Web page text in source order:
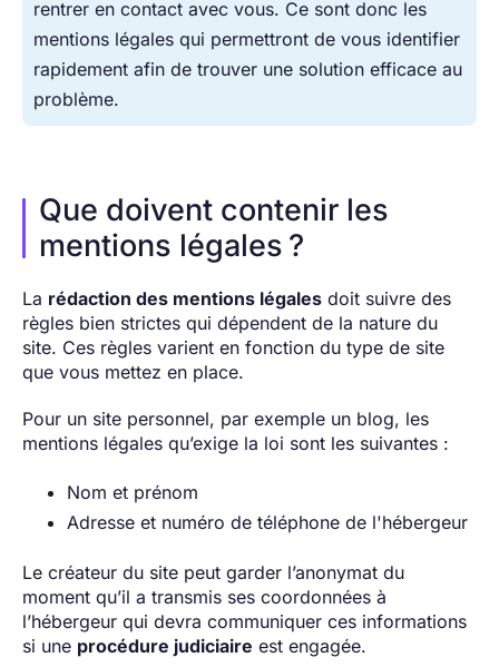
rentrer en contact avec vous. Ce sont donc les
mentions légales qui permettront de vous identifier
rapidement afin de trouver une solution efficace au
problème.
Que doivent contenir les
mentions légales ?
La rédaction des mentions légales doit suivre des
règles bien strictes qui dépendent de la nature du
site. Ces règles varient en fonction du type de site
que vous mettez en place.
Pour un site personnel, par exemple un blog, les
mentions légales qu’exige la loi sont les suivantes :
Nom et prénom
Adresse et numéro de téléphone de l'hébergeur
Le créateur du site peut garder l’anonymat du
moment qu’il a transmis ses coordonnées à
l’hébergeur qui devra communiquer ces informations
si une procédure judiciaire est engagée.